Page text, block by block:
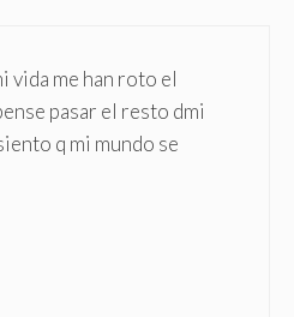
vida me han roto el
pasar el resto dmi
q mi mundo se